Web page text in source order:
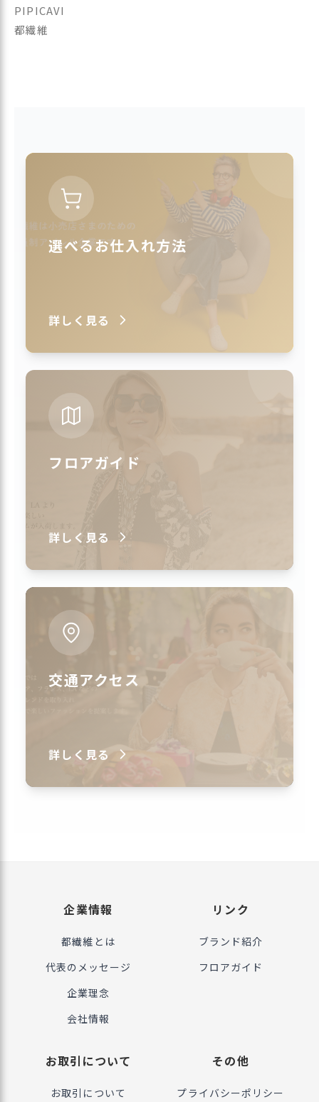
PIPICAVI
都繊維
選べるお仕入れ方法
詳しく見る
フロアガイド
詳しく見る
交通アクセス
詳しく見る
企業情報
都繊維とは
代表のメッセージ
企業理念
会社情報
リンク
ブランド紹介
フロアガイド
お取引について
お取引について
その他
プライバシーポリシー